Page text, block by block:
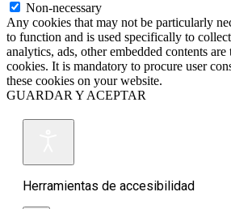
Non-necessary
Any cookies that may not be particularly
to function and is used specifically to
analytics, ads, other embedded contents are
cookies. It is mandatory to procure user
these cookies on your website.
GUARDAR Y ACEPTAR
Herramientas de accesibilidad